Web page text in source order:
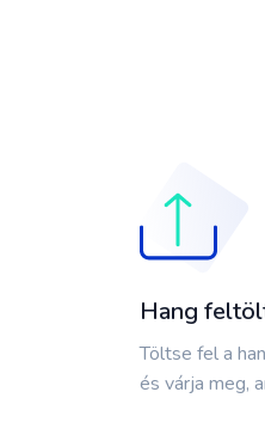
Hang
Töltse fel a
és várja meg,